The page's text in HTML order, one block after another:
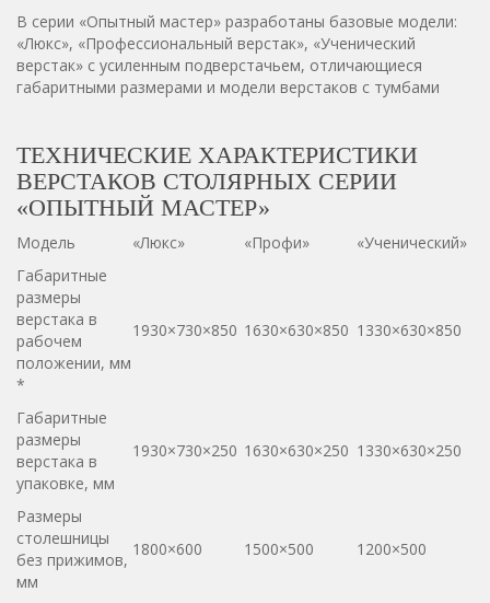
В серии «Опытный мастер» разработаны базовые модели:
«Люкс», «Профессиональный верстак», «Ученический
верстак» с усиленным подверстачьем, отличающиеся
габаритными размерами и модели верстаков с тумбами
ТЕХНИЧЕСКИЕ ХАРАКТЕРИСТИКИ
ВЕРСТАКОВ СТОЛЯРНЫХ СЕРИИ
«ОПЫТНЫЙ МАСТЕР»
Модель «Люкс» «Профи»
«Ученический»
Габаритные
размеры
верстака в
рабочем
положении, мм
*
1930×730×850 1630×630×850 1330×630×850
Габаритные
размеры
верстака в
упаковке, мм
1930×730×250 1630×630×250 1330×630×250
Размеры
столешницы
без прижимов,
мм
1800×600 1500×500 1200×500